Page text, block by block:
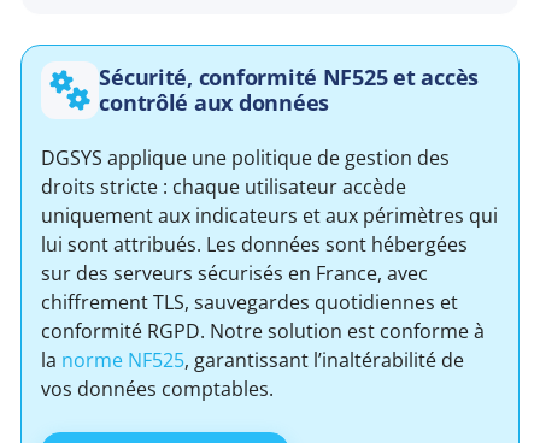
Sécurité, conformité NF525 et accès
contrôlé aux données
DGSYS applique une politique de gestion des
droits stricte : chaque utilisateur accède
uniquement aux indicateurs et aux périmètres qui
lui sont attribués. Les données sont hébergées
sur des serveurs sécurisés en France, avec
chiffrement TLS, sauvegardes quotidiennes et
conformité RGPD. Notre solution est conforme à
la norme NF525, garantissant l’inaltérabilité de
vos données comptables.